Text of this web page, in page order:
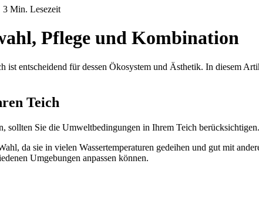
3 Min. Lesezeit
Pflege und Kombination
ist entscheidend für dessen Ökosystem und Ästhetik. In diesem
Teich
sollten Sie die Umweltbedingungen in Ihrem Teich
da sie in vielen Wassertemperaturen gedeihen und gut mit
Umgebungen anpassen können.